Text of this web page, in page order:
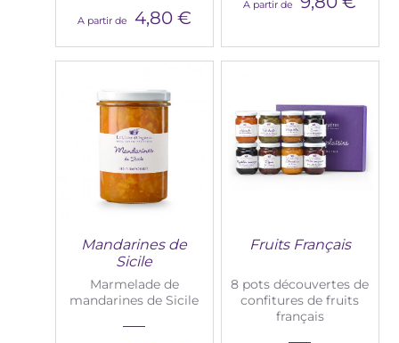
A partir de 4,80 €
A partir de
Mandarines de
Sicile
Marmelade de
mandarines de Sicile
Fruits Français
8 pots découvertes de
confitures de fruits
français